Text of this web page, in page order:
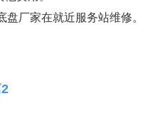
厂家在就近服务站维修。